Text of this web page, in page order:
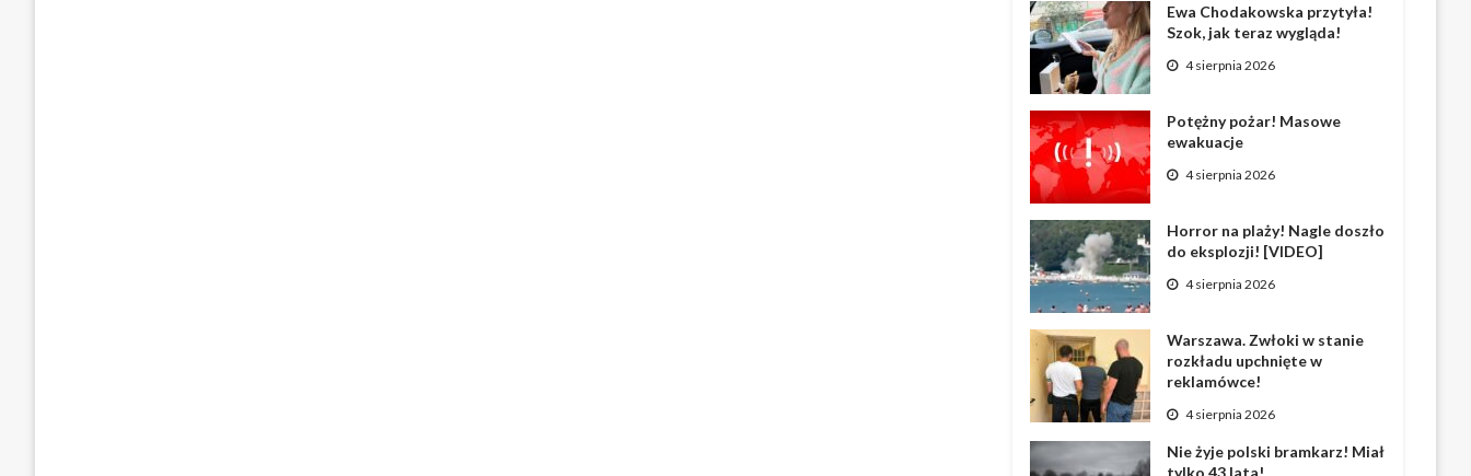
Ewa Chodakowska przytyła!
Szok, jak teraz wygląda!
4 sierpnia 2026
Potężny pożar! Masowe
ewakuacje
4 sierpnia 2026
Horror na plaży! Nagle doszło
do eksplozji! [VIDEO]
4 sierpnia 2026
Warszawa. Zwłoki w stanie
rozkładu upchnięte w
reklamówce!
4 sierpnia 2026
Nie żyje polski bramkarz! Miał